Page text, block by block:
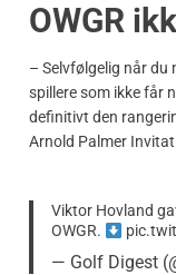
OWGR
– Selvfølgelig når du
spillere som ikke får
definitivt den
Arnold Palmer
Viktor Hovland
OWGR.
— Golf Digest